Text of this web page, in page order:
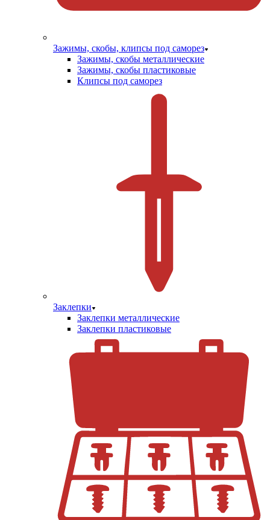
Зажимы, скобы, клипсы под саморез
Зажимы, скобы металлические
Зажимы, скобы пластиковые
Клипсы под саморез
Заклепки
Заклепки металлические
Заклепки пластиковые